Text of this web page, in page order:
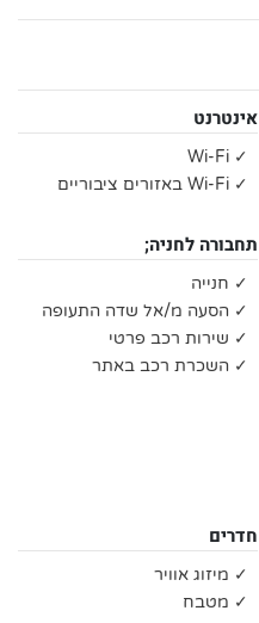
אינטרנט
✓ Wi-Fi
✓ Wi-Fi באזורים ציבוריים
תחבורה לחניה;
✓ חנייה
✓ הסעה מ/אל שדה התעופה
✓ שירות רכב פרטי
✓ השכרת רכב באתר
חדרים
✓ מיזוג אוויר
✓ מטבח